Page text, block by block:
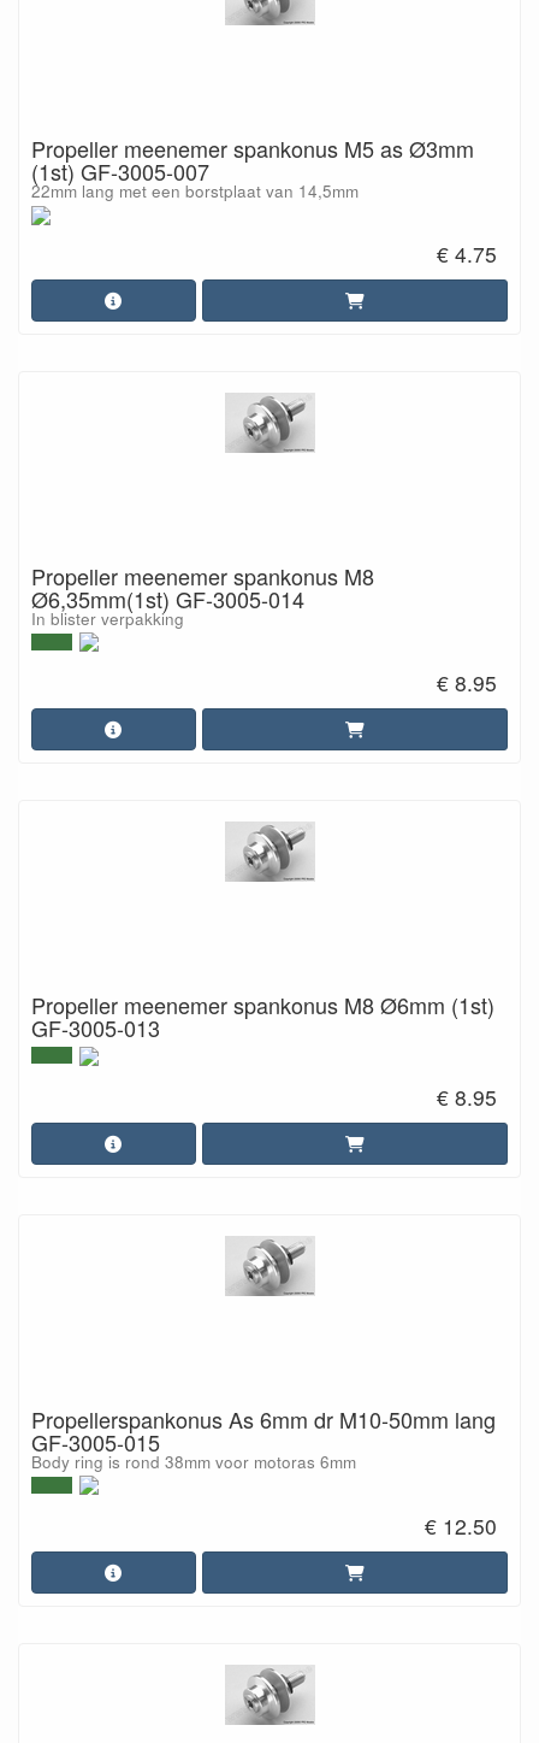
Propeller meenemer spankonus M5 as Ø3mm
(1st) GF-3005-007
22mm lang met een borstplaat van 14,5mm
€ 4.75
Propeller meenemer spankonus M8
Ø6,35mm(1st) GF-3005-014
In blister verpakking
€ 8.95
Propeller meenemer spankonus M8 Ø6mm (1st)
GF-3005-013
€ 8.95
Propellerspankonus As 6mm dr M10-50mm lang
GF-3005-015
Body ring is rond 38mm voor motoras 6mm
€ 12.50